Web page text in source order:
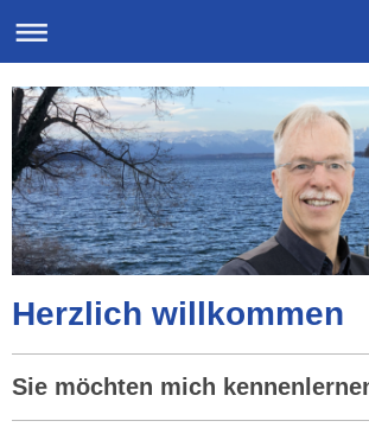
Herzlich willkommen
Sie möchten mich